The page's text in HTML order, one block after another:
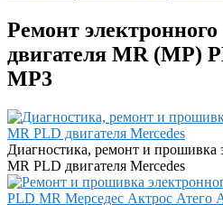
Ремонт
двигателя MR (МР)
MP3
Диагностика, ремонт и прошивка
MR PLD двигателя Mercedes